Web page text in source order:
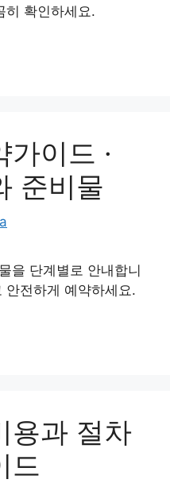
히 확인하세요.
이드 ·
준비물
을 단계별로 안내합니
안전하게 예약하세요.
용과 절차
드